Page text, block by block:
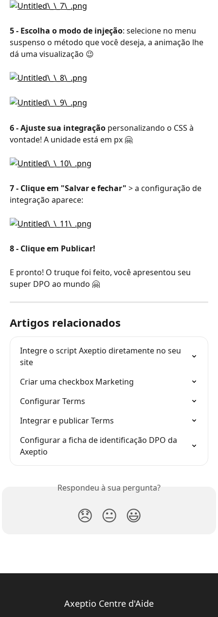
5 - Escolha o modo de injeção: selecione no menu
suspenso o método que você deseja, a animação lhe
dá uma visualização 😉
6 - Ajuste sua integração personalizando o CSS à
vontade! A unidade está em px 🤗
7 - Clique em "Salvar e fechar" > a configuração de
integração aparece:
8 - Clique em Publicar!
E pronto! O truque foi feito, você apresentou seu
super DPO ao mundo 🤗
Artigos relacionados
Integre o script Axeptio diretamente no seu
site
Criar uma checkbox Marketing
Configurar Terms
Integrar e publicar Terms
Configurar a ficha de identificação DPO da
Axeptio
Respondeu à sua pergunta?
😞 😐 😃
Axeptio Centre d'Aide